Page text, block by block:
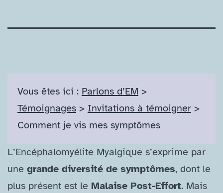
Vous êtes ici : Parlons d’EM >
Témoignages> Invitations à témoigner>
Comment je vis mes symptômes
L’Encéphalomyélite Myalgique s’exprime par
une grande diversité de symptômes, dont le
plus présent est le Malaise Post-​Effort. Mais